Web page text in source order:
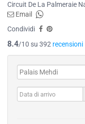
Circuit De La Palmeraie
Email
Condividi
8.4/10 su 392 recensioni